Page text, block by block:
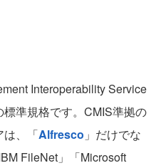
Interoperability Service
準規格です。CMIS準拠の
は、「Alfresco 」だけでな
FileNet」「Microsoft